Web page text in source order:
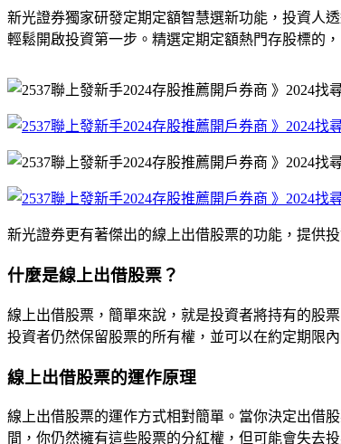
新光證券獨家研發定期定額智慧選新功能，投資人
輕鬆開啟投資第一步。精選定期定額熱門存股標的
新光證券更有著傑出的線上出借股票的功能，提供
什麼是線上出借股票？
線上出借股票，簡單來說，就是投資者將持有的股
投資者仍然保留股票的所有權，並可以在約定期限
線上出借股票的運作原理
線上出借股票的運作方式相對簡單。當你決定出借
間，你仍然擁有這些股票的分紅權，但可能會失去